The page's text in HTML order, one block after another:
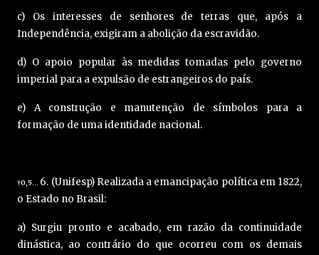
c) Os interesses de senhores de terras que, após a
Independência, exigiram a abolição da escravidão.
d) O apoio popular às medidas tomadas pelo governo
imperial para a expulsão de estrangeiros do país.
e) A construção e manutenção de símbolos para a
formação de uma identidade nacional.
†0,5… 6. (Unifesp) Realizada a emancipação política em 1822,
o Estado no Brasil:
a) Surgiu pronto e acabado, em razão da continuidade
dinástica, ao contrário do que ocorreu com os demais